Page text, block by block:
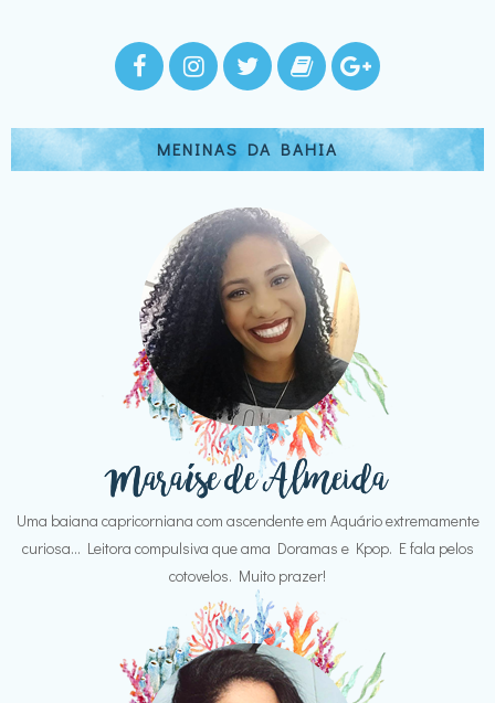
MENINAS DA BAHIA
Uma baiana capricorniana com ascendente em Aquário extremamente
curiosa... Leitora compulsiva que ama Doramas e Kpop. E fala pelos
cotovelos. Muito prazer!